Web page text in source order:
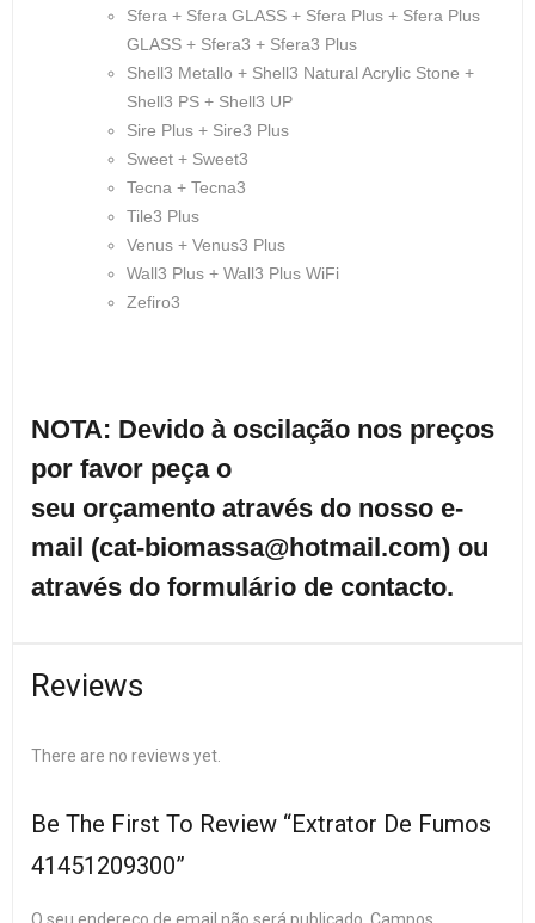
Sfera + Sfera GLASS + Sfera Plus + Sfera Plus
GLASS + Sfera3 + Sfera3 Plus
Shell3 Metallo + Shell3 Natural Acrylic Stone +
Shell3 PS + Shell3 UP
Sire Plus + Sire3 Plus
Sweet + Sweet3
Tecna + Tecna3
Tile3 Plus
Venus + Venus3 Plus
Wall3 Plus + Wall3 Plus WiFi
Zefiro3
NOTA: Devido à oscilação nos preços
por favor peça o
seu orçamento através do nosso e-
mail (cat-biomassa@hotmail.com) ou
através do formulário de contacto.
Reviews
There are no reviews yet.
Be The First To Review “Extrator De Fumos
41451209300”